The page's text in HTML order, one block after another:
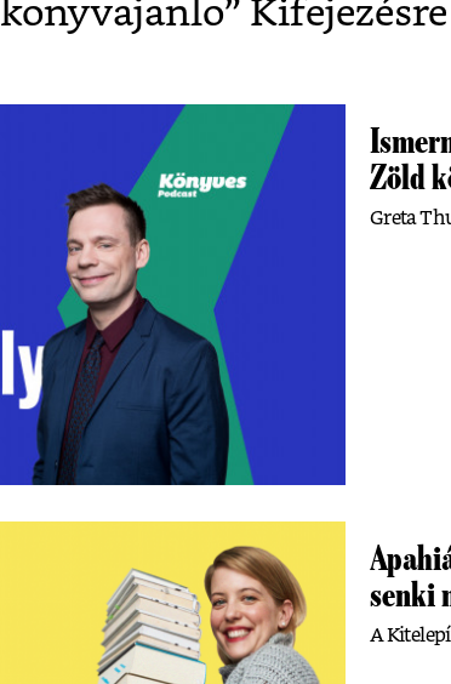
konyvajanlo” Kifejezésre
Zöld
Greta
senki
A